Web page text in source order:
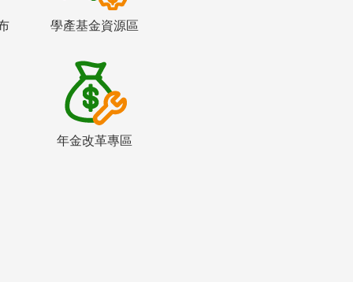
學產基金資源區
年金改革專區